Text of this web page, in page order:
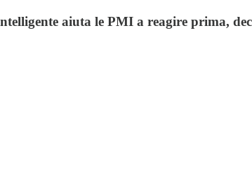
aiuta le PMI a reagire prima,